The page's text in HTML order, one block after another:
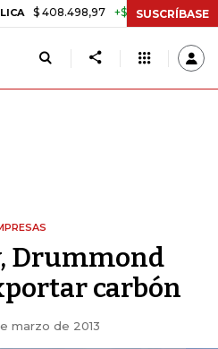
+$ 8.753,81 +2,19%
SUSCRÍBASE
Drummond
carbón
marzo de 2013